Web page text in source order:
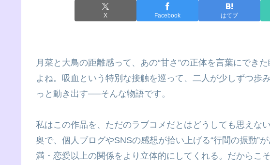
X Facebook はてブ
月菜と大鳥の距離感って、あの“甘さ”の正体を言葉にでき
よね。吸血という特別な接触を巡って、二人が少しずつ歩
っと動き出す──そんな物語です。
私はこの作品を、ただのラブコメだとはどうしても思えな
奥で、個人ブログやSNSの感想が拾い上げる“行間の振動”
満・恋愛以上の関係をより立体的にしてくれる。だからこ